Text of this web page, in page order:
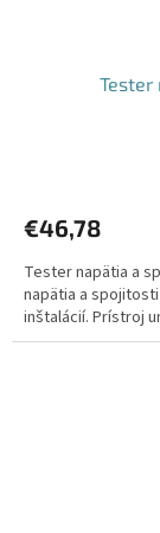
Tester
€46,78
Tester napätia a
napätia a
inštalácií. Prístroj